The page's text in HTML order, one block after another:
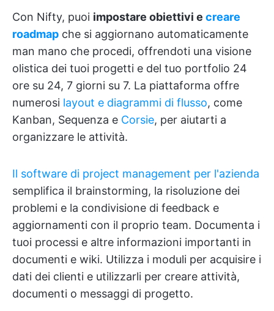
Con Nifty, puoi impostare obiettivi e creare
roadmap che si aggiornano automaticamente
man mano che procedi, offrendoti una visione
olistica dei tuoi progetti e del tuo portfolio 24
ore su 24, 7 giorni su 7. La piattaforma offre
numerosi layout e diagrammi di flusso, come
Kanban, Sequenza e Corsie, per aiutarti a
organizzare le attività.
Il software di project management per l'azienda
semplifica il brainstorming, la risoluzione dei
problemi e la condivisione di feedback e
aggiornamenti con il proprio team. Documenta i
tuoi processi e altre informazioni importanti in
documenti e wiki. Utilizza i moduli per acquisire i
dati dei clienti e utilizzarli per creare attività,
documenti o messaggi di progetto.